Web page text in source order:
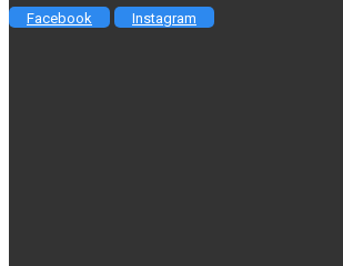
Facebook Instagram